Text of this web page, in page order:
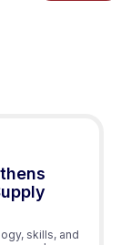
skills, and